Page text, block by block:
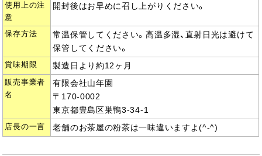
使用上の注
意
開封後はお早めに召し上がりください。
保存方法
常温保管してください。高温多湿、直射日光は避けて
保管してください。
賞味期限 製造日より約12ヶ月
販売事業者
名
有限会社山年園
〒170-0002
東京都豊島区巣鴨3-34-1
店長の一言 老舗のお茶屋の粉茶は一味違いますよ(^-^)